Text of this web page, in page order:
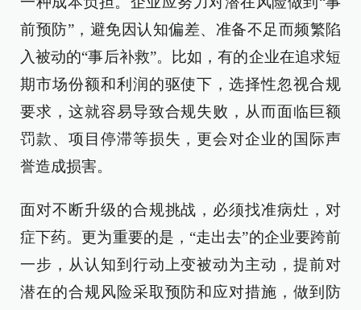
前预防”，避免因认知偏差、准备不足而频繁陷
入被动的“事后补救”。比如，有的企业在追求短
期市场份额和利润的驱使下，选择性忽视合规
要求，这就容易导致合规失败，从而面临巨额
罚款、项目停滞等损失，更会对企业的国际声
誉造成损害。
面对不断升级的合规挑战，必须找准病灶，对
症下药。更为重要的是，“走出去”的企业要跨前
一步，从认知到行动上变被动为主动，提前对
潜在的合规风险采取预防和应对措施，做到防